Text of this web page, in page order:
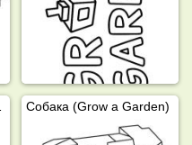
Собака (Grow a Garden)